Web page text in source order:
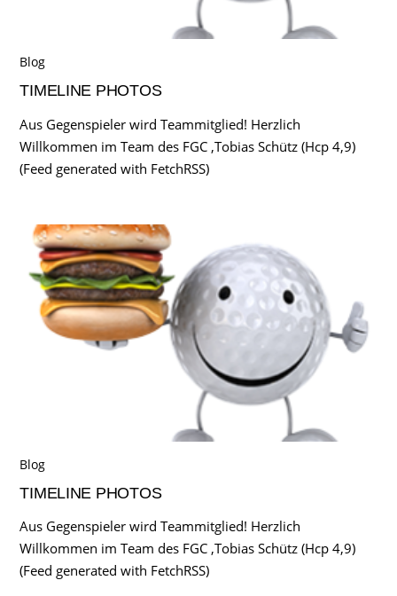
Blog
TIMELINE PHOTOS
Aus Gegenspieler wird Teammitglied! Herzlich
Willkommen im Team des FGC ,Tobias Schütz (Hcp 4,9)
(Feed generated with FetchRSS)
Blog
TIMELINE PHOTOS
Aus Gegenspieler wird Teammitglied! Herzlich
Willkommen im Team des FGC ,Tobias Schütz (Hcp 4,9)
(Feed generated with FetchRSS)